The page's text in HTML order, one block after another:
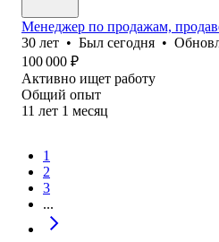
Менеджер по продажам,
30 лет • Был сегодня •
100 000 ₽
Активно ищет работу
Общий опыт
11 лет 1 месяц
1
2
3
...